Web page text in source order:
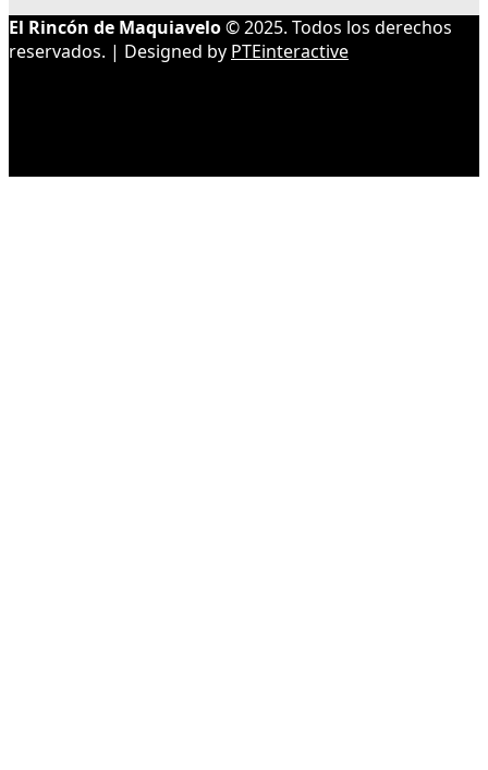
El Rincón de Maquiavelo© 2025. Todos los derechos
reservados. | Designed by PTEinteractive